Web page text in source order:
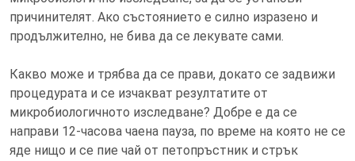
причинителят. Ако състоянието е силно изразено и
продължително, не бива да се лекувате сами.
Какво може и трябва да се прави, докато се задвижи
процедурата и се изчакват резултатите от
микробиологичното изследване? Добре е да се
направи 12-часова чаена пауза, по време на която не се
яде нищо и се пие чай от петопръстник и стрък